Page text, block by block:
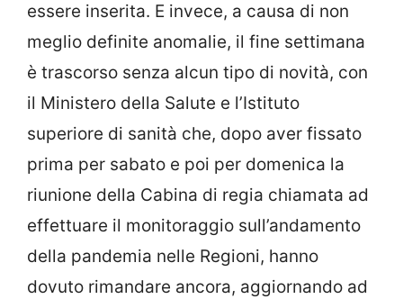
essere inserita. E invece, a causa di non
meglio definite anomalie, il fine settimana
è trascorso senza alcun tipo di novità, con
il Ministero della Salute e l’Istituto
superiore di sanità che, dopo aver fissato
prima per sabato e poi per domenica la
riunione della Cabina di regia chiamata ad
effettuare il monitoraggio sull’andamento
della pandemia nelle Regioni, hanno
dovuto rimandare ancora, aggiornando ad